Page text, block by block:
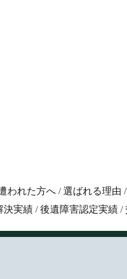
われた方へ /選ばれる理由 /
決実績 /後遺障害認定実績 /